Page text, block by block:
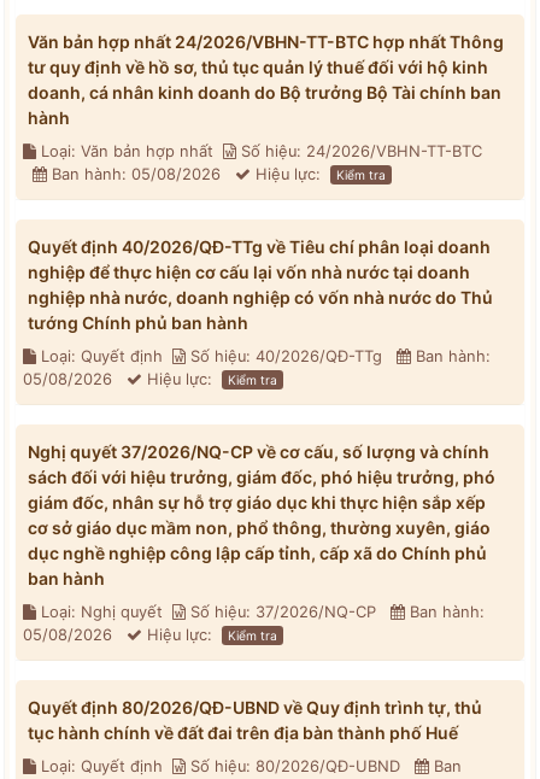
Văn bản hợp nhất 24/2026/VBHN-TT-BTC hợp nhất Thông
tư quy định về hồ sơ, thủ tục quản lý thuế đối với hộ kinh
doanh, cá nhân kinh doanh do Bộ trưởng Bộ Tài chính ban
hành
Loại: Văn bản hợp nhất
Số hiệu: 24/2026/VBHN-TT-BTC
Ban hành: 05/08/2026
Hiệu lực: Kiểm tra
Quyết định 40/2026/QĐ-TTg về Tiêu chí phân loại doanh
nghiệp để thực hiện cơ cấu lại vốn nhà nước tại doanh
nghiệp nhà nước, doanh nghiệp có vốn nhà nước do Thủ
tướng Chính phủ ban hành
Loại: Quyết định Số hiệu: 40/2026/QĐ-TTg
Ban hành:
05/08/2026
Hiệu lực: Kiểm tra
Nghị quyết 37/2026/NQ-CP về cơ cấu, số lượng và chính
sách đối với hiệu trưởng, giám đốc, phó hiệu trưởng, phó
giám đốc, nhân sự hỗ trợ giáo dục khi thực hiện sắp xếp
cơ sở giáo dục mầm non, phổ thông, thường xuyên, giáo
dục nghề nghiệp công lập cấp tỉnh, cấp xã do Chính phủ
ban hành
Loại: Nghị quyết Số hiệu: 37/2026/NQ-CP
Ban hành:
05/08/2026
Hiệu lực: Kiểm tra
Quyết định 80/2026/QĐ-UBND về Quy định trình tự, thủ
tục hành chính về đất đai trên địa bàn thành phố Huế
Loại: Quyết định Số hiệu: 80/2026/QĐ-UBND
Ban